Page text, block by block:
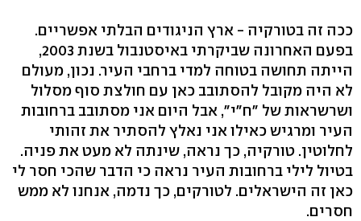
ככה זה בטורקיה - ארץ הניגודים הבלתי אפשריים.
בפעם האחרונה שביקרתי באיסטנבול בשנת 2003,
הייתה תחושה בטוחה למדי ברחבי העיר. נכון, מעולם
לא היה מקובל להסתובב כאן עם חולצת סוף מסלול
ושרשראות של "ח"י", אבל היום אני מסתובב ברחובות
העיר ומרגיש כאילו אני נאלץ להסתיר את זהותי
לחלוטין. טורקיה, כך נראה, שינתה לא מעט את פניה.
בטיול לילי ברחובות העיר נראה כי הדבר שהכי חסר לי
כאן זה הישראלים. לטורקים, כך נדמה, אנחנו לא ממש
חסרים.